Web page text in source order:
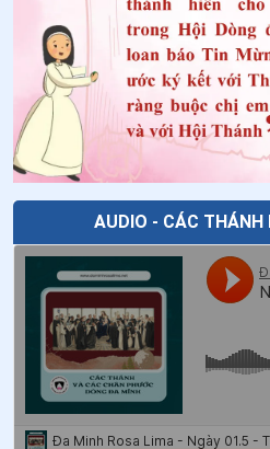
Ngày 16/5-Chân phước
41.Ngày 15/5-Chân phước Gi-
42. Ngày 14/5-Chân phước
43 Ngày 13/5 Thánh I-men-đa
.Ngày 05/5 Thánh Vinh Sơn
47.Ngày 04/5 - Chân phước Ê-
48.Ngày 30/4 Thánh Giuse
49.Ngày 30/4 - Thánh Pio V -
AUDIO - CÁC THÁNH